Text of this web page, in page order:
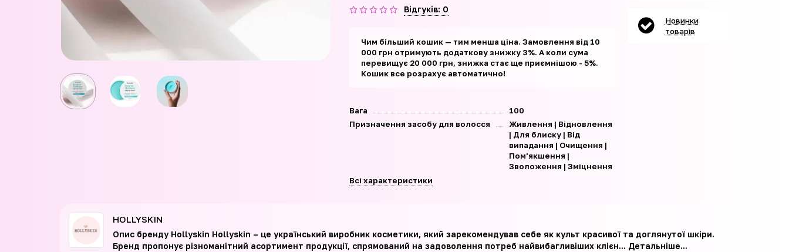
Відгуків: 0
Чим більший кошик — тим менша ціна. Замовлення від 10
000 грн отримують додаткову знижку 3%. А коли сума
перевищує 20 000 грн, знижка стає ще приємнішою - 5%.
Кошик все розрахує автоматично!
Вага
100
Призначення засобу для волосся
Живлення | Відновлення
| Для блиску | Від
випадання | Очищення |
Пом'якшення |
Зволоження | Зміцнення
Всі характеристики
Новинки
товарів
HOLLYSKIN
Опис бренду Hollyskin Hollyskin – це український виробник косметики, який зарекомендував себе як культ красивої та доглянутої шкіри.
Бренд пропонує різноманітний асортимент продукції, спрямований на задоволення потреб найвибагливіших клієн... Детальніше...